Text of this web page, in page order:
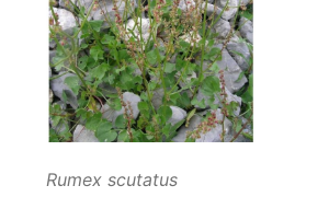
Rumex scutatus